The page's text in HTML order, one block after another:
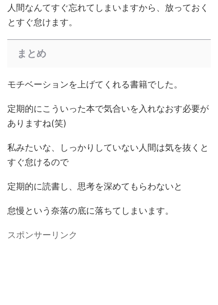
人間なんてすぐ忘れてしまいますから、放っておく
とすぐ怠けます。
まとめ
モチベーションを上げてくれる書籍でした。
定期的にこういった本で気合いを入れなおす必要が
ありますね(笑)
私みたいな、しっかりしていない人間は気を抜くと
すぐ怠けるので
定期的に読書し、思考を深めてもらわないと
怠慢という奈落の底に落ちてしまいます。
スポンサーリンク